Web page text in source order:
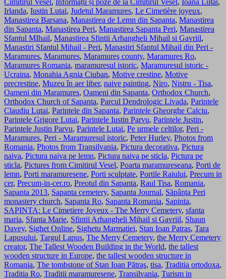
Cimitirul Vesel, Informații și poze de la Cimitirul Vesel, Ioana Lutai,
Irlanda, Iustin Lutai, Judetul Maramures, Le Cimetière joyeux,
Manastirea Barsana, Manastirea de Lemn din Sapanta, Manastirea
din Sapanta, Manastirea Peri, Manastirea Sapanta Peri, Manastirea
Sfantul MIhail, Manastirea Sfintii Arhangheli Mihail si Gavriil,
Manastiri Sfantul Mihail - Peri, Manastiri Sfantul Mihail din Peri -
Maramures, Maramures, Maramureş county, Maramures Ro,
Maramures Romania, maramuresul istoric, Maramuresul istoric -
Ucraina, Monahia Agnia Ciuban, Motive crestine, Motive
precrestine, Muzeu în aer liber, naive painting, Niro, Nistru - Tisa,
Oameni din Maramures, Oameni din Sapanta, Orthodox Church,
Orthodox Church of Sapanta, Parcul Dendrologic Livada, Parintele
Claudiu Lutai, Parintele din Sapanta, Parintele Gheorghe Calciu,
Parintele Grigore Lutai, Parintele Iustin Parvu, Parintele Justin,
Parintele Justin Parvu, Parintele Lutai, Pe urmele celtilor, Peri -
Maramures, Peri - Maramuresul istoric, Peter Hurley, Photos from
Romania, Photos from Transilvania, Pictura decorativa, Pictura
naiva, Pictura naiva pe lemn, Pictura naiva pe sticla, Pictura pe
sticla, Pictures from Cimitirul Vesel, Poarta maramureseana, Porti de
lemn, Porti maramuresene, Porti sculptate, Portile Raiului, Precum in
cer, Precum-in-cer.ro, Preotul din Sapanta, Raul Tisa, Romania,
Sapanta 2013, Sapanta cemetery, Sapanta Journal, Săpânţa Peri
monastery church, Sapanta Ro, Sapanta Romania, Sapinta,
SAPINTA: Le Cimetiere Joyeux - The Merry Cemetery, sfanta
maria, Sfanta Marie, Sfintii Arhangheli Mihail si Gavriil, Shaun
Davey, Sighet Online, Sighetu Marmatiei, Stan Ioan Patras, Tara
Lapusului, Targul Lapus, The Merry Cemetery, the Merry Cemetery
creator, The Tallest Wooden Building in the World, the tallest
wooden structure in Europe, the tallest wooden structure in
Romania, The tombstone of Stan Ioan Pătraş, tisa, Traditia ortodoxa,
Traditia Ro, Traditii maramuresene, Transilvania, Turism in